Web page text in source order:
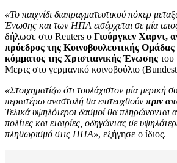
«Το παιχνίδι διαπραγματευτικού πόκερ
Ένωσης και των ΗΠΑ εισέρχεται σε μία
δήλωσε στο Reuters ο Γιούργκεν Χαρντ,
πρόεδρος της Κοινοβουλευτικής
κόμματος της Χριστιανικής Ένωσης του
Μερτς στο γερμανικό κοινοβούλιο
«Στοιχηματίζω ότι τουλάχιστον μία μερική
περαιτέρω αναστολή θα επιτευχθούν πριν
Τελικά υψηλότεροι δασμοί θα πληρώνονται
πολίτες και εταιρίες, οδηγώντας σε
πληθωρισμό στις ΗΠΑ», εξήγησε ο ίδιος.